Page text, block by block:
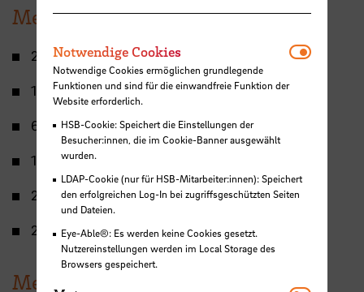
Mentoring-Programm 2020/2021
23. Juni 2021: 3. Science Talk
17. April 2021: 2. Science Talk
6. Februar 2021: Mentorinnen-Coaching
15. Dezember 2020: Mentorinnen-Schulung
25. November 2020: 1. Science Talk
28. Oktober 2020: Mentorinnen-Schulung
Mentoring-Programm 2019/2020
Notwendige Cookies
Notwendige Cookies ermöglichen grundlegende
Funktionen und sind für die einwandfreie Funktion der
Website erforderlich.
HSB-Cookie: Speichert die Einstellungen der
Besucher:innen, die im Cookie-Banner ausgewählt
wurden.
LDAP-Cookie (nur für HSB-Mitarbeiter:innen): Speichert
den erfolgreichen Log-In bei zugriffsgeschützten Seiten
und Dateien.
Eye-Able®: Es werden keine Cookies gesetzt.
Nutzereinstellungen werden im Local Storage des
Browsers gespeichert.